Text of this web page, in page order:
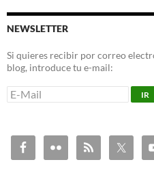
NEWSLETTER
Si quieres recibir por correo
blog, introduce tu e-mail: